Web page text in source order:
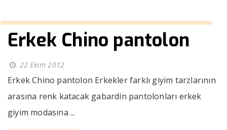
Erkek Chino pantolon
22 Ekim 2012
Erkek Chino pantolon Erkekler farklı giyim tarzlarının
arasına renk katacak gabardin pantolonları erkek
giyim modasına ...